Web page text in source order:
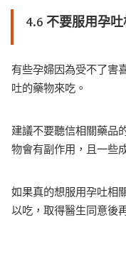
4.6 不要服用孕
有些孕婦因為受不了害
吐的藥物來吃。
建議不要聽信相關藥品
物會有副作用，且一些
如果真的想服用孕吐相
以吃，取得醫生同意後